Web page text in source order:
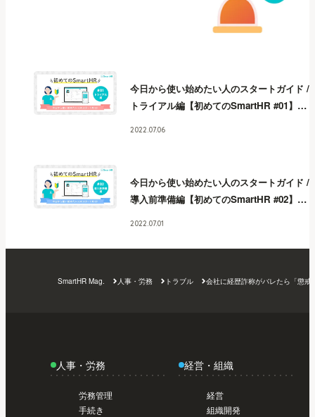
今日から使い始めたい人のスタートガイド /
トライアル編【初めてのSmartHR #01】 今
日から使い始めたい人のスタートガイド /
トライアル編【初めてのSmartHR #01】 今
日から使い始めたい人のスタートガイド /
トライアル編【初めてのSmartHR #01】
2022.07.06
今日から使い始めたい人のスタートガイド /
導入前準備編【初めてのSmartHR #02】 今
日から使い始めたい人のスタートガイド /
日から使い始めたい人のスタートガイド /
導入前準備編【初めてのSmartHR #02】
導入前準備編【初めてのSmartHR #02】
2022.07.01
SmartHR Mag. 人事・労務 トラブル 会社に経歴詐称がバレたら「懲
人事・労務
労務管理
手続き
経営・組織
経営
組織開発